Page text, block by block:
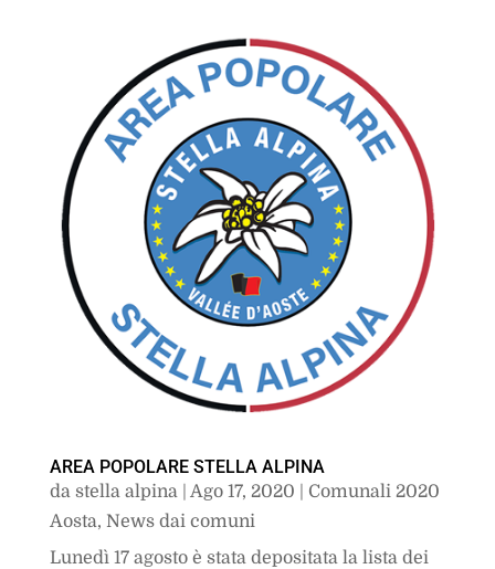
AREA POPOLARE STELLA ALPINA
da stella alpina Ago 17, 2020
Comunali 2020
Aosta, News dai comuni
Lunedì 17 agosto è stata depositata la lista dei